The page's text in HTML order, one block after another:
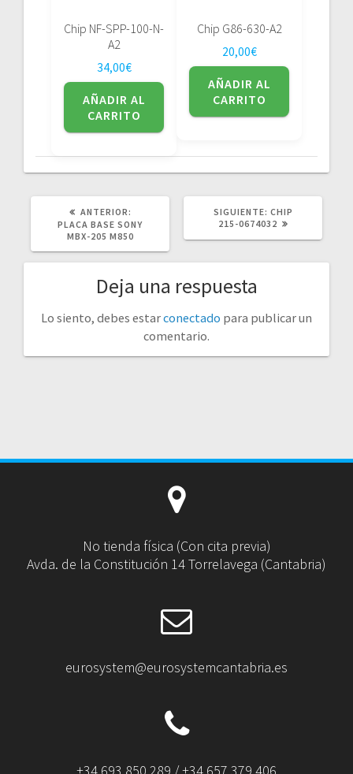
Chip NF-SPP-100-N-
A2
34,00€
AÑADIR AL
CARRITO
Chip G86-630-A2
20,00€
AÑADIR AL
CARRITO
ANTERIOR:
ANTERIOR:
PLACA BASE SONY
MBX-205 M850
SIGUIENTE: SIGUIENTE
POST:
CHIP
215-0674032
Deja una respuesta
Lo siento, debes estarconectado para publicar un
comentario.
No tienda física (Con cita previa)
Avda. de la Constitución 14 Torrelavega (Cantabria)
eurosystem@eurosystemcantabria.es